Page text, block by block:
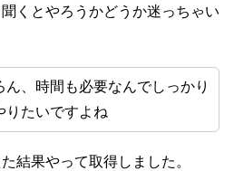
くとやろうかどうか迷っちゃい
ん、時間も必要なんでしっかり
りたいですよね
結果やって取得しました。